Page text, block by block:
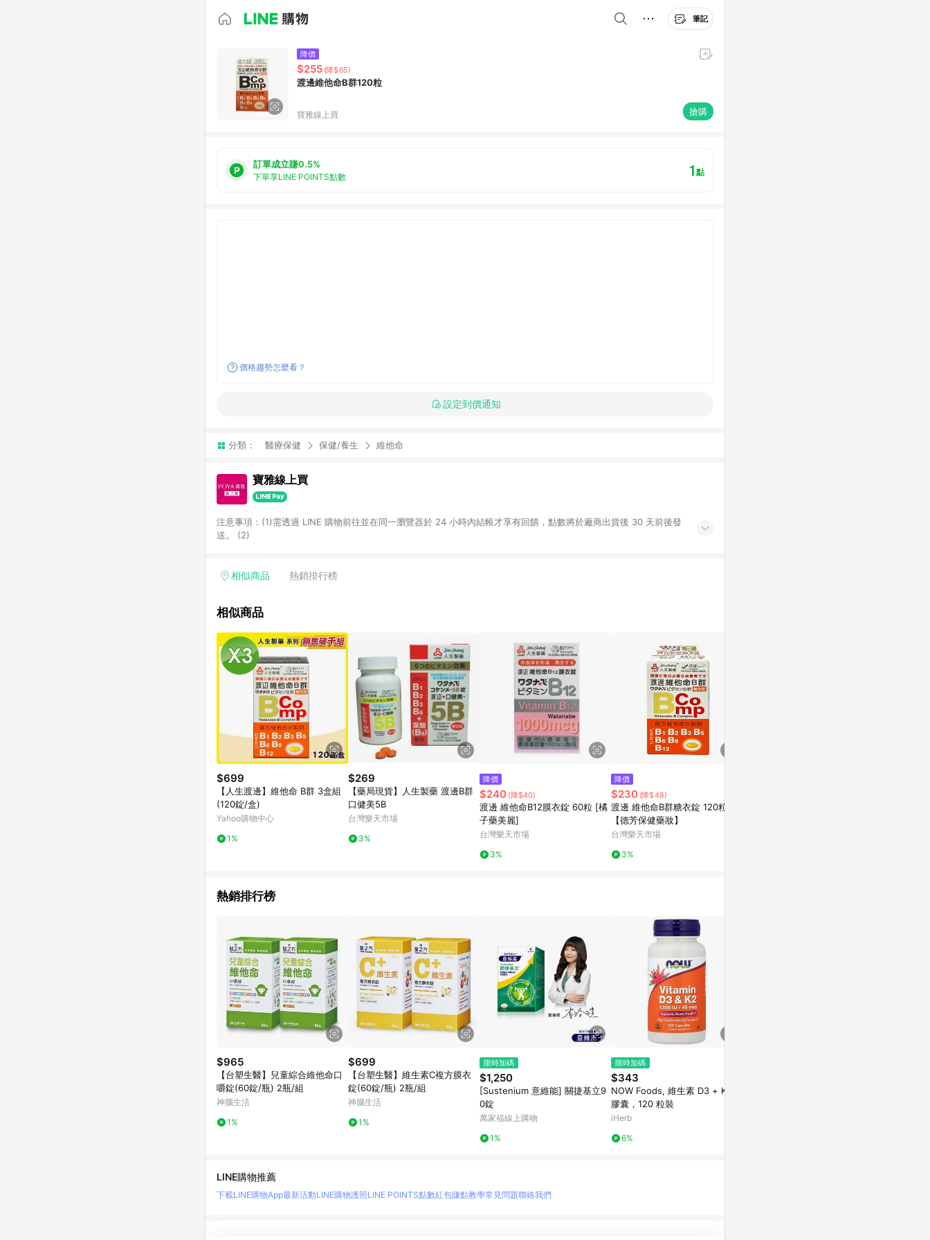
筆記
降價
$255 (降$65)
渡邊維他命B群120粒
寶雅線上買 搶購
訂單成立賺0.5%
下單享LINE POINTS點數 1點
價格趨勢怎麼看？
設定到價通知
分類： 醫療保健 保健/養生 維他命
寶雅線上買
注意事項：(1)需透過 LINE 購物前往並在同一瀏覽器於 24 小時內結帳才享有回饋，點數將於廠商出貨後 30 天前後發
送。 (2)
相似商品 熱銷排行榜
相似商品
$699
【人生渡邊】維他命 B群 3盒組
(120錠/盒)
Yahoo購物中心
1%
$269
【藥局現貨】人生製藥 渡邊B群
口健美5B
台灣樂天市場
3%
降價
$240 (降$40)
渡邊 維他命B12膜衣錠 60粒 [橘
子藥美麗]
台灣樂天市場
3%
降價
$230 (降$48)
渡邊 維他命B群糖衣錠 120粒
【德芳保健藥妝】
台灣樂天市場
3%
熱銷排行榜
$965
【台塑生醫】兒童綜合維他命口
嚼錠(60錠/瓶) 2瓶/組
神腦生活
1%
$699
【台塑生醫】維生素C複方膜衣
錠(60錠/瓶) 2瓶/組
神腦生活
1%
限時加碼
$1,250
[Sustenium 意維能] 關捷基立9
0錠
萬家福線上購物
1%
限時加碼
$343
NOW Foods, 維生素 D3 + K2
膠囊，120 粒裝
iHerb
6%
LINE購物推薦
下載LINE購物App最新活動LINE購物護照LINE POINTS點數紅包賺點教學常見問題聯絡我們